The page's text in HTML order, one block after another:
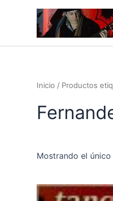
Inicio / Productos
Mostrando el